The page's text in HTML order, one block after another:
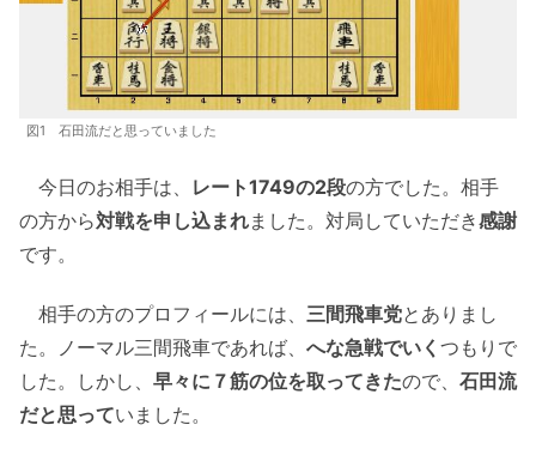
図1 石田流だと思っていました
今日のお相手は、 レート1749の2段の方でした。相手
の方から対戦を申し込まれました。対局していただき感謝
です。
相手の方のプロフィールには、 三間飛車党とありまし
た。ノーマル三間飛車であれば、 へな急戦でいく つもりで
した。しかし、 早々に７筋の位を取ってきたので、 石田流
だと思っていました。